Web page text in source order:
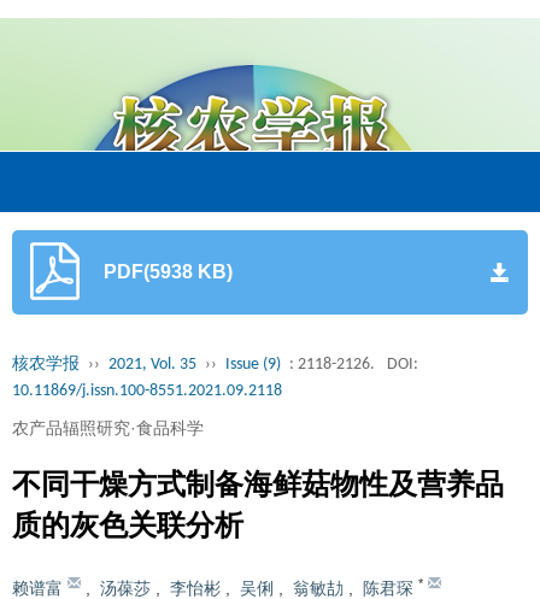
PDF(5938 KB)
核农学报 ›› 2021, Vol. 35 ›› Issue (9) : 2118-2126.
DOI:
10.11869/j.issn.100-8551.2021.09.2118
农产品辐照研究·食品科学
不同干燥方式制备海鲜菇物性及营养品
质的灰色关联分析
赖谱富 汤葆莎 李怡彬 吴俐 翁敏劼 陈君琛 *